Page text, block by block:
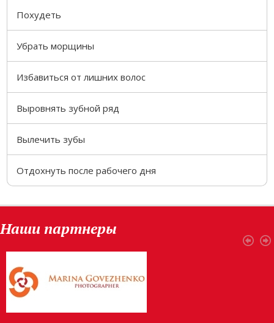
Похудеть
Убрать морщины
Избавиться от лишних волос
Выровнять зубной ряд
Вылечить зубы
Отдохнуть после рабочего дня
Наши партнеры